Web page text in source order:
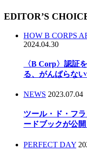
EDITOR’S
HOW B CORPS
2024.04.30
〈B Corp〉認証
る、がんばらな
NEWS 2023.07.04
ツール・ド・フ
ードブックが公開
PERFECT DAY